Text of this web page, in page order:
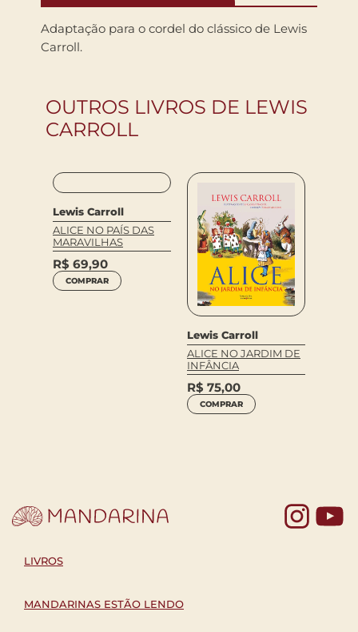
Adaptação para o cordel do clássico de Lewis
Carroll.
OUTROS LIVROS DE LEWIS
CARROLL
Lewis Carroll
ALICE NO PAÍS DAS
MARAVILHAS
R$ 69,90
COMPRAR
Lewis Carroll
ALICE NO JARDIM DE
INFÂNCIA
R$ 75,00
COMPRAR
LIVROS
MANDARINAS ESTÃO LENDO